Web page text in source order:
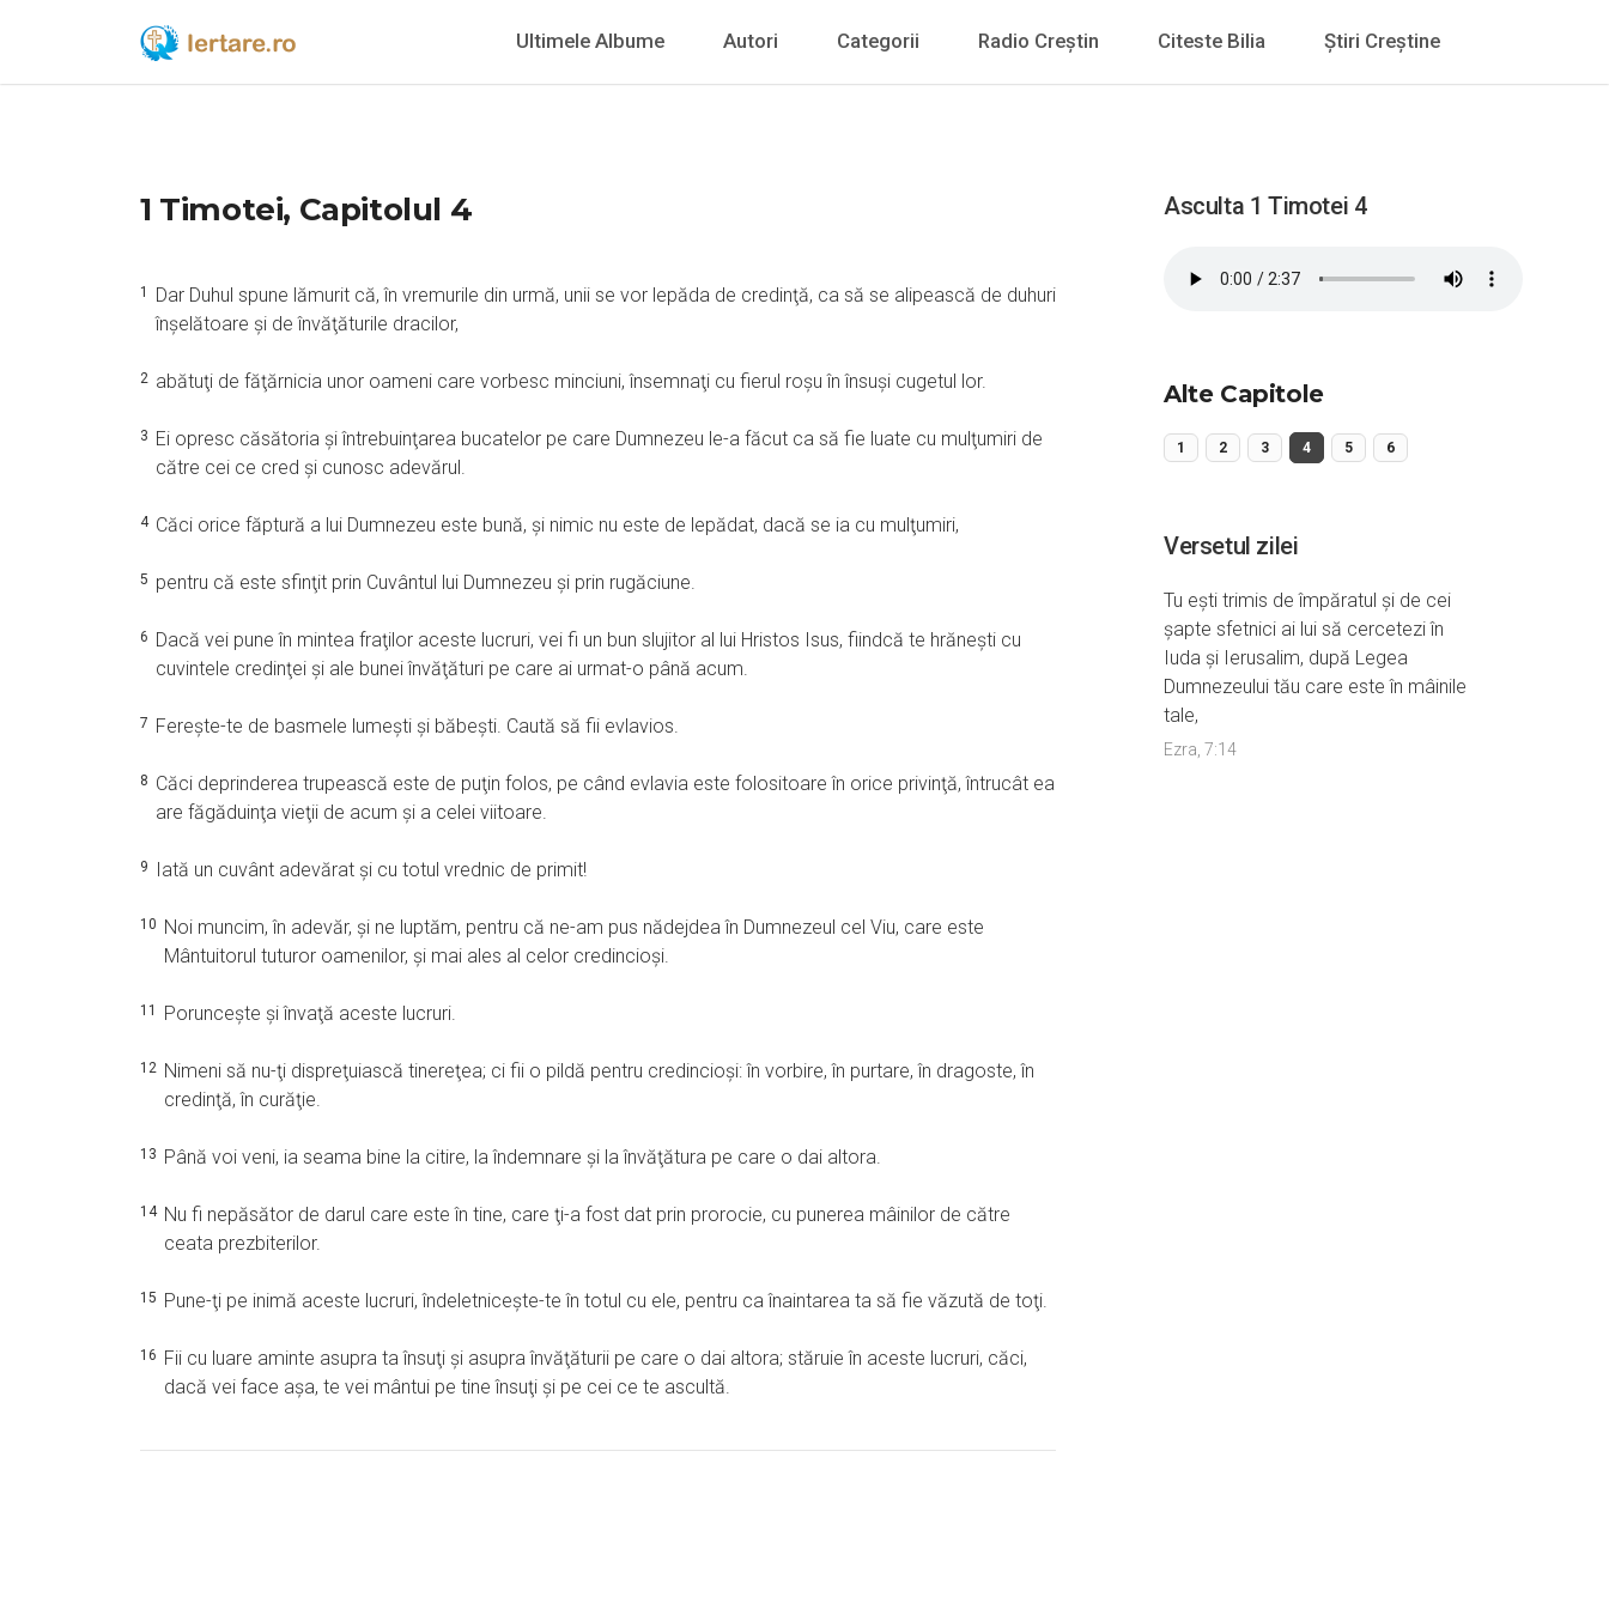
Ultimele Albume Autori Categorii Radio Creștin Citeste Bilia Știri Creștine
1 Timotei, Capitolul 4
1 Dar Duhul spune lămurit că, în vremurile din urmă, unii se vor lepăda de credinţă, ca să se alipească de duhuri
înşelătoare şi de învăţăturile dracilor,
2 abătuţi de făţărnicia unor oameni care vorbesc minciuni, însemnaţi cu fierul roşu în însuşi cugetul lor.
3 Ei opresc căsătoria şi întrebuinţarea bucatelor pe care Dumnezeu le-a făcut ca să fie luate cu mulţumiri de
către cei ce cred şi cunosc adevărul.
4 Căci orice făptură a lui Dumnezeu este bună, şi nimic nu este de lepădat, dacă se ia cu mulţumiri,
5 pentru că este sfinţit prin Cuvântul lui Dumnezeu şi prin rugăciune.
6 Dacă vei pune în mintea fraţilor aceste lucruri, vei fi un bun slujitor al lui Hristos Isus, fiindcă te hrăneşti cu
cuvintele credinţei şi ale bunei învăţături pe care ai urmat-o până acum.
7 Fereşte-te de basmele lumeşti şi băbeşti. Caută să fii evlavios.
8 Căci deprinderea trupească este de puţin folos, pe când evlavia este folositoare în orice privinţă, întrucât ea
are făgăduinţa vieţii de acum şi a celei viitoare.
9 Iată un cuvânt adevărat şi cu totul vrednic de primit!
10 Noi muncim, în adevăr, şi ne luptăm, pentru că ne-am pus nădejdea în Dumnezeul cel Viu, care este
Mântuitorul tuturor oamenilor, şi mai ales al celor credincioşi.
11 Porunceşte şi învaţă aceste lucruri.
12 Nimeni să nu-ţi dispreţuiască tinereţea; ci fii o pildă pentru credincioşi: în vorbire, în purtare, în dragoste, în
credinţă, în curăţie.
13 Până voi veni, ia seama bine la citire, la îndemnare şi la învăţătura pe care o dai altora.
14 Nu fi nepăsător de darul care este în tine, care ţi-a fost dat prin prorocie, cu punerea mâinilor de către
ceata prezbiterilor.
15 Pune-ţi pe inimă aceste lucruri, îndeletniceşte-te în totul cu ele, pentru ca înaintarea ta să fie văzută de toţi.
16 Fii cu luare aminte asupra ta însuţi şi asupra învăţăturii pe care o dai altora; stăruie în aceste lucruri, căci,
dacă vei face aşa, te vei mântui pe tine însuţi şi pe cei ce te ascultă.
Asculta 1 Timotei 4
Alte Capitole
1 2 3 4 5 6
Versetul zilei
Tu eşti trimis de împăratul şi de cei
şapte sfetnici ai lui să cercetezi în
Iuda şi Ierusalim, după Legea
Dumnezeului tău care este în mâinile
tale,
Ezra, 7:14